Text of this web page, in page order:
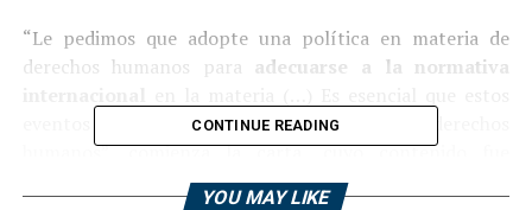
“Le pedimos que adopte una política en materia de
derechos humanos para adecuarse a la normativa
eventos no contribuyan a ataques contra los derechos
humanos”, comienza la carta, cuyo contenido fue
revelado este viernes en una rueda de prensa en París.
CONTINUE READING
YOU MAY LIKE